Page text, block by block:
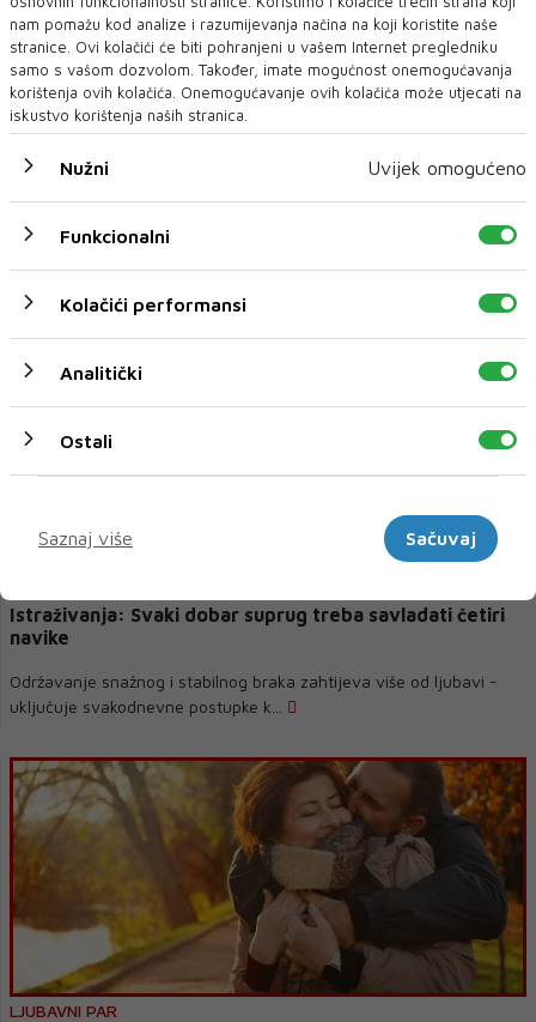
LJUBAV
Terapeuti: Parovi koji najduže ostaju zajedno drže se
ovih devet obećanja
Biti u vezi ne znači uvijek lakoću i sklad, već uključuje nesuglasice,
stres i izazove koji pro...
Istraživanja: Svaki dobar suprug treba savladati četiri
navike
Održavanje snažnog i stabilnog braka zahtijeva više od ljubavi -
uključuje svakodnevne postupke k...
LJUBAVNI PAR
nam pomažu kod analize i razumijevanja načina na koji koristite naše
stranice. Ovi kolačići će biti pohranjeni u vašem Internet pregledniku
samo s vašom dozvolom. Također, imate mogućnost onemogućavanja
korištenja ovih kolačića. Onemogućavanje ovih kolačića može utjecati na
iskustvo korištenja naših stranica.
Nužni Uvijek omogućeno
Funkcionalni
Kolačići performansi
Analitički
Ostali
Saznaj više
Sačuvaj